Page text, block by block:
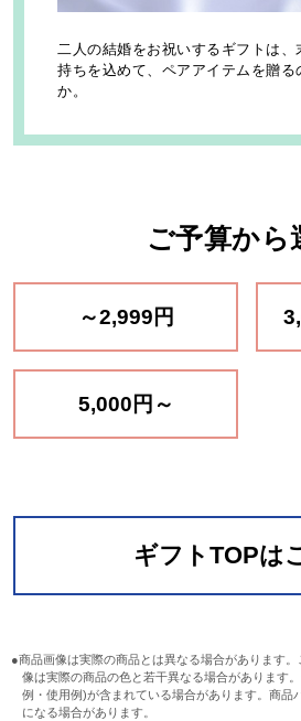
二人の結婚をお祝いするギフトは
持ちを込めて、ペアアイテムを贈る
か。
ご予算から
～2,999円
5,000円～
ギフトTOPは
●商品画像は実際の商品とは異なる場合があります
像は実際の商品の色と若干異なる場合があります
例・使用例)が含まれている場合があります。商品
になる場合があります。